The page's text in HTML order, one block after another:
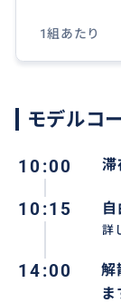
1組あたり
モデルコ
10:00 滞
10:15
詳
14:00
解
ま